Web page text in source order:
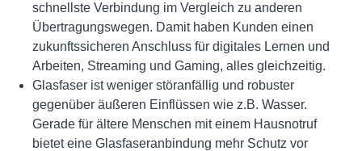
schnellste Verbindung im Vergleich zu anderen
Übertragungswegen. Damit haben Kunden einen
zukunftssicheren Anschluss für digitales Lernen und
Arbeiten, Streaming und Gaming, alles gleichzeitig.
Glasfaser ist weniger störanfällig und robuster
gegenüber äußeren Einflüssen wie z.B. Wasser.
Gerade für ältere Menschen mit einem Hausnotruf
bietet eine Glasfaseranbindung mehr Schutz vor